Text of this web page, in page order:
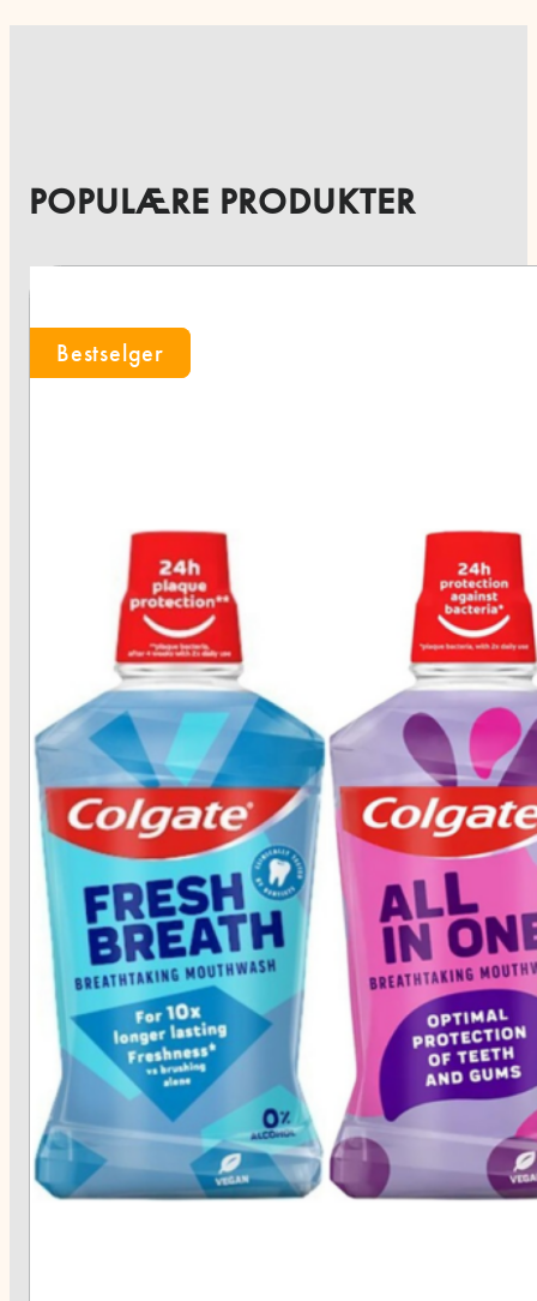
POPULÆRE PRODUKTER
Bestselger
Bestselger